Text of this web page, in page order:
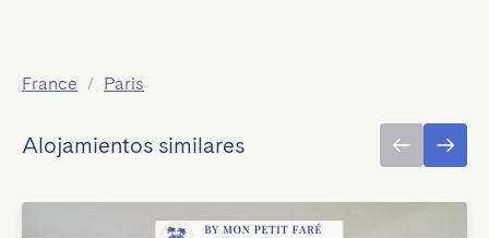
France / Paris
Alojamientos similares